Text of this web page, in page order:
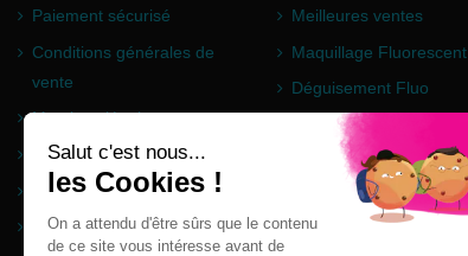
Paiement sécurisé
Conditions générales de
vente
Mentions légales
Questions fréquentes
Partenaires
Plan du site
Meilleures ventes
Maquillage Fluorescent
Déguisement Fluo
Poudre Holi